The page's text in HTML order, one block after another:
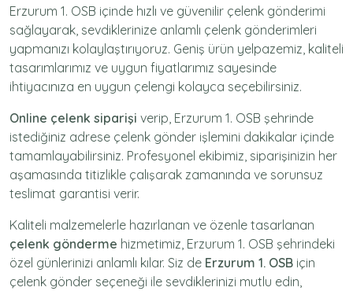
Erzurum 1. OSB içinde hızlı ve güvenilir çelenk gönderimi
sağlayarak, sevdiklerinize anlamlı çelenk gönderimleri
yapmanızı kolaylaştırıyoruz. Geniş ürün yelpazemiz, kaliteli
tasarımlarımız ve uygun fiyatlarımız sayesinde
ihtiyacınıza en uygun çelengi kolayca seçebilirsiniz.
Online çelenk siparişi verip, Erzurum 1. OSB şehrinde
istediğiniz adrese çelenk gönder işlemini dakikalar içinde
tamamlayabilirsiniz. Profesyonel ekibimiz, siparişinizin her
aşamasında titizlikle çalışarak zamanında ve sorunsuz
teslimat garantisi verir.
Kaliteli malzemelerle hazırlanan ve özenle tasarlanan
çelenk gönderme hizmetimiz, Erzurum 1. OSB şehrindeki
özel günlerinizi anlamlı kılar. Siz de Erzurum 1. OSB için
çelenk gönder seçeneği ile sevdiklerinizi mutlu edin,